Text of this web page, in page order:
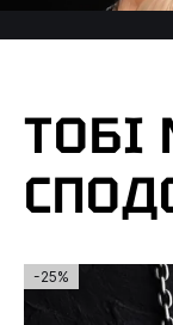
-25%